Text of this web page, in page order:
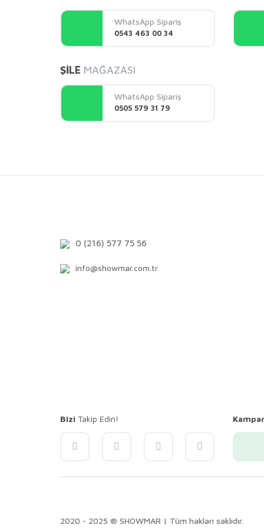
Ürün açıklamasında eksik bilgiler bulunuyor.
Ürün bilgilerinde hatalar bulunuyor.
Ürün fiyatı diğer sitelerden daha pahalı.
Bu ürüne benzer farklı alternatifler olmalı.
WhatsApp Sipariş
0543 463 00 34
ŞİLE MAĞAZASI
WhatsApp Sipariş
0505 579 31 79
0 (216) 577 75 56
info@showmar.com.tr
Bizi Takip Edin!
2020 - 2025 ® SHOWMAR | Tüm hakları saklıdır.